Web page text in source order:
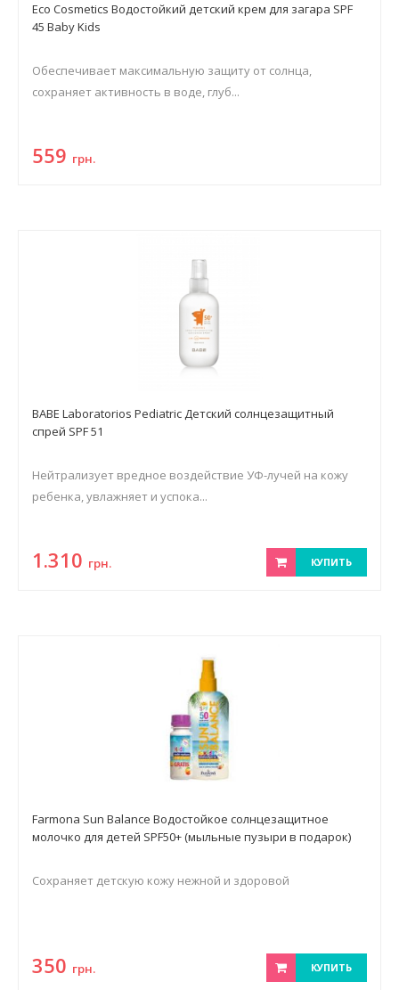
Eco Cosmetics Водостойкий детский крем для загара SPF
45 Baby Kids
Обеспечивает максимальную защиту от солнца,
сохраняет активность в воде, глуб...
559 грн.
BABE Laboratorios Pediatric Детский солнцезащитный
спрей SPF 51
Нейтрализует вредное воздействие УФ-лучей на кожу
ребенка, увлажняет и успока...
1.310 грн. КУПИТЬ
Farmona Sun Balance Водостойкое солнцезащитное
молочко для детей SPF50+ (мыльные пузыри в подарок)
Сохраняет детскую кожу нежной и здоровой
350 грн. КУПИТЬ